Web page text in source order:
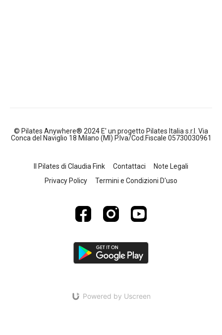
© Pilates Anywhere® 2024 E' un progetto Pilates Italia s.r.l. Via
Conca del Naviglio 18 Milano (MI) P.Iva/Cod.Fiscale 05730030961
Il Pilates di Claudia Fink Contattaci
Note Legali
Privacy Policy
Termini e Condizioni D'uso
Powered by Uscreen